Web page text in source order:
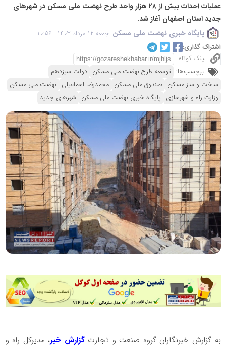
عملیات احداث بیش از ۲۸ هزار واحد طرح نهضت ملی مسکن در شهرهای
جدید استان اصفهان آغاز شد.
پایگاه خبری نهضت ملی مسکن جمعه 12 مرداد 1403 - 10:56
اشتراک گذاری:
لینک کوتاه
برچسب‌ها: توسعه طرح نهضت ملی مسکن دولت سیزدهم
ساخت و ساز مسکن صندوق ملی مسکن محمدرضا اسماعیلی نهضت ملی مسکن
وزارت راه و شهرسازی پایگاه خبری نهضت ملی مسکن شهرهای جدید
به گزارش خبرنگاران گروه صنعت و تجارتگزارش خبر، مدیرکل راه و